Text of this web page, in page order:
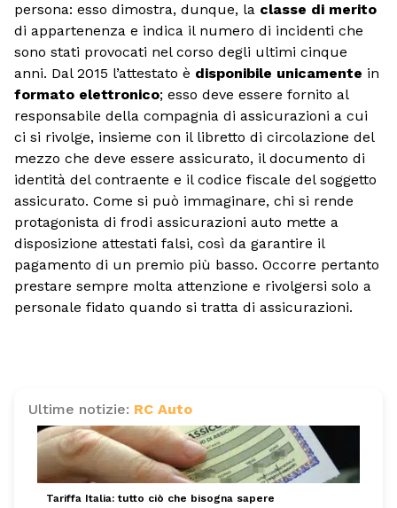
persona: esso dimostra, dunque, la classe di merito
di appartenenza e indica il numero di incidenti che
sono stati provocati nel corso degli ultimi cinque
anni. Dal 2015 l’attestato è disponibile unicamente in
formato elettronico; esso deve essere fornito al
responsabile della compagnia di assicurazioni a cui
ci si rivolge, insieme con il libretto di circolazione del
mezzo che deve essere assicurato, il documento di
identità del contraente e il codice fiscale del soggetto
assicurato. Come si può immaginare, chi si rende
protagonista di frodi assicurazioni auto mette a
disposizione attestati falsi, così da garantire il
pagamento di un premio più basso. Occorre pertanto
prestare sempre molta attenzione e rivolgersi solo a
personale fidato quando si tratta di assicurazioni.
Ultime notizie: RC Auto
Tariffa Italia: tutto ciò che bisogna sapere